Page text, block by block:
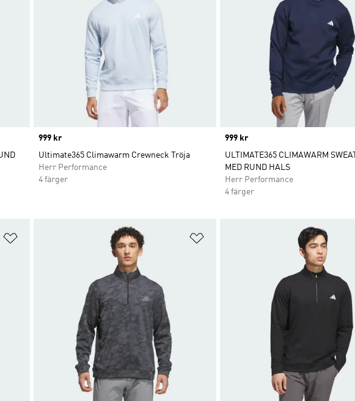
Price
999 kr
Ultimate365 Climawarm Crewneck Tröja
Herr Performance
4 färger
Price
999 kr
ULTIMATE365 CLIMAWARM
MED RUND HALS
Herr Performance
4 färger
Lägg till på önskelistan Lägg till på önskelistan